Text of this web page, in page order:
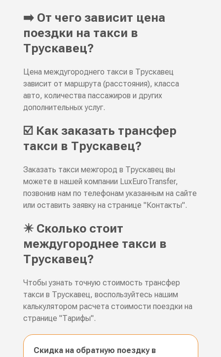
➡️ От чего зависит цена
поездки на такси в
Трускавец?
Цена междугороднего такси в Трускавец
зависит от маршрута (расстояния), класса
авто, количества пассажиров и других
дополнительных услуг.
☑️ Как заказать трансфер
такси в Трускавец?
Заказать такси межгород в Трускавец вы
можете в нашей компании LuxEuroTransfer,
позвонив нам по телефонам указанным на сайте
или оставить заявку на странице "Контакты".
✴️ Сколько стоит
междугороднее такси в
Трускавец?
Чтобы узнать точную стоимость трансфер
такси в Трускавец, воспользуйтесь нашим
калькулятором расчета стоимости поездки на
странице "Тарифы".
Скидка на обратную поездку в